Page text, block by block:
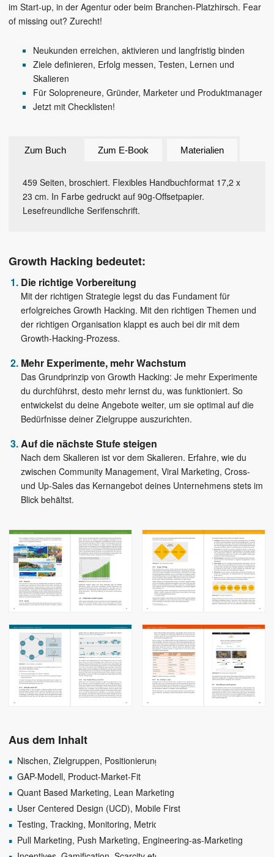
im Start-up, in der Agentur oder beim Branchen-Platzhirsch. Fear
of missing out? Zurecht!
Neukunden erreichen, aktivieren und langfristig binden
Ziele definieren, Erfolg messen, Testen, Lernen und
Skalieren
Für Solopreneure, Gründer, Marketer und Produktmanager
Jetzt mit Checklisten!
Zum Buch Zum E-Book Materialien
459 Seiten, broschiert. Flexibles Handbuchformat 17,2 x
23 cm. In Farbe gedruckt auf 90g-Offsetpapier.
Lesefreundliche Serifenschrift.
Growth Hacking bedeutet:
Die richtige Vorbereitung
Mit der richtigen Strategie legst du das Fundament für
erfolgreiches Growth Hacking. Mit den richtigen Themen und
der richtigen Organisation klappt es auch bei dir mit dem
Growth-Hacking-Prozess.
Mehr Experimente, mehr Wachstum
Das Grundprinzip von Growth Hacking: Je mehr Experimente
du durchführst, desto mehr lernst du, was funktioniert. So
entwickelst du deine Angebote weiter, um sie optimal auf die
Bedürfnisse deiner Zielgruppe auszurichten.
Auf die nächste Stufe steigen
Nach dem Skalieren ist vor dem Skalieren. Erfahre, wie du
zwischen Community Management, Viral Marketing, Cross-
und Up-Sales das Kernangebot deines Unternehmens stets im
Blick behältst.
Aus dem Inhalt
Nischen, Zielgruppen, Positionierung
GAP-Modell, Product-Market-Fit
Quant Based Marketing, Lean Marketing
User Centered Design (UCD), Mobile First
Testing, Tracking, Monitoring, Metrics
Pull Marketing, Push Marketing, Engineering-as-Marketing